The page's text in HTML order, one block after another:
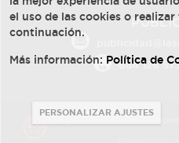
684 126
el uso de las cookies o
continuación.
Más información: Política de
PERSONALIZAR AJUSTES